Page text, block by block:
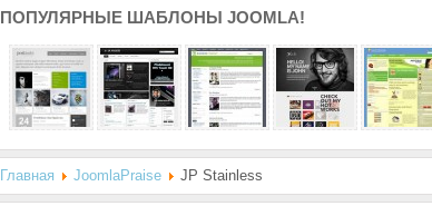
ПОПУЛЯРНЫЕ ШАБЛОНЫ JOOMLA!
Главная JoomlaPraise JP Stainless